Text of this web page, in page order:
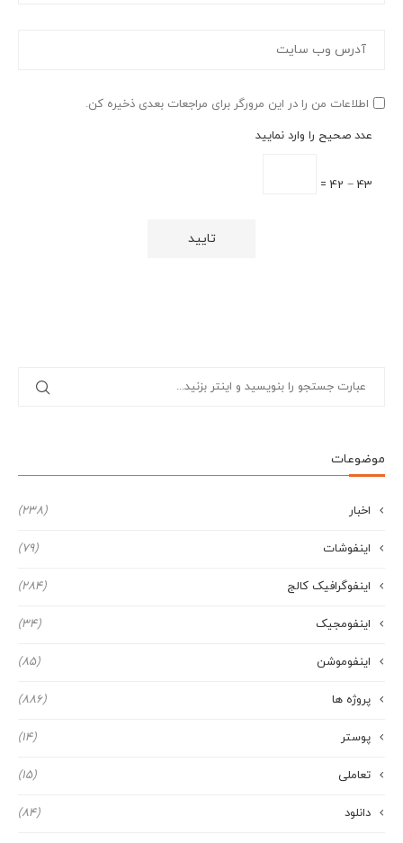
اطلاعات من را در این مرورگر برای مراجعات بعدی ذخیره کن.
عدد صحیح را وارد نمایید
43 − 42 =
موضوعات
اخبار (238)
اینفوشات (79)
اینفوگرافیک کالج (284)
اینفومجیک (34)
اینفوموشن (85)
پروژه ها (886)
پوستر (14)
تعاملی (15)
دانلود (84)